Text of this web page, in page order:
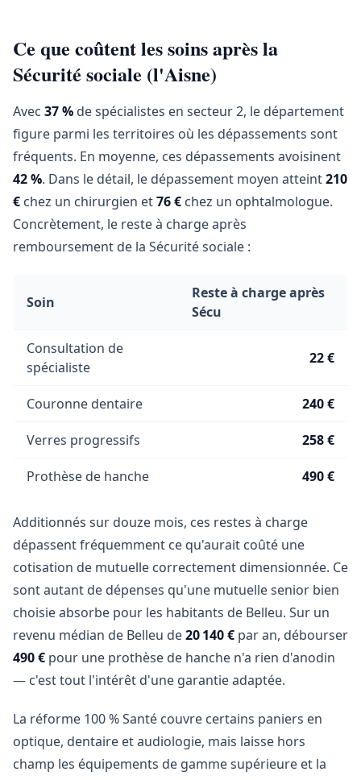
Ce que coûtent les soins après la
Sécurité sociale (l'Aisne)
Avec 37 % de spécialistes en secteur 2, le département
figure parmi les territoires où les dépassements sont
fréquents. En moyenne, ces dépassements avoisinent
42 %. Dans le détail, le dépassement moyen atteint210
€ chez un chirurgien et76 € chez un ophtalmologue.
Concrètement, le reste à charge après
remboursement de la Sécurité sociale :
Soin
Reste à charge après
Sécu
Consultation de
spécialiste
22 €
Couronne dentaire 240 €
Verres progressifs 258 €
Prothèse de hanche 490 €
Additionnés sur douze mois, ces restes à charge
dépassent fréquemment ce qu'aurait coûté une
cotisation de mutuelle correctement dimensionnée. Ce
sont autant de dépenses qu'une mutuelle senior bien
choisie absorbe pour les habitants de Belleu. Sur un
revenu médian de Belleu de20 140 € par an, débourser
490 € pour une prothèse de hanche n'a rien d'anodin
— c'est tout l'intérêt d'une garantie adaptée.
La réforme 100 % Santé couvre certains paniers en
optique, dentaire et audiologie, mais laisse hors
champ les équipements de gamme supérieure et la